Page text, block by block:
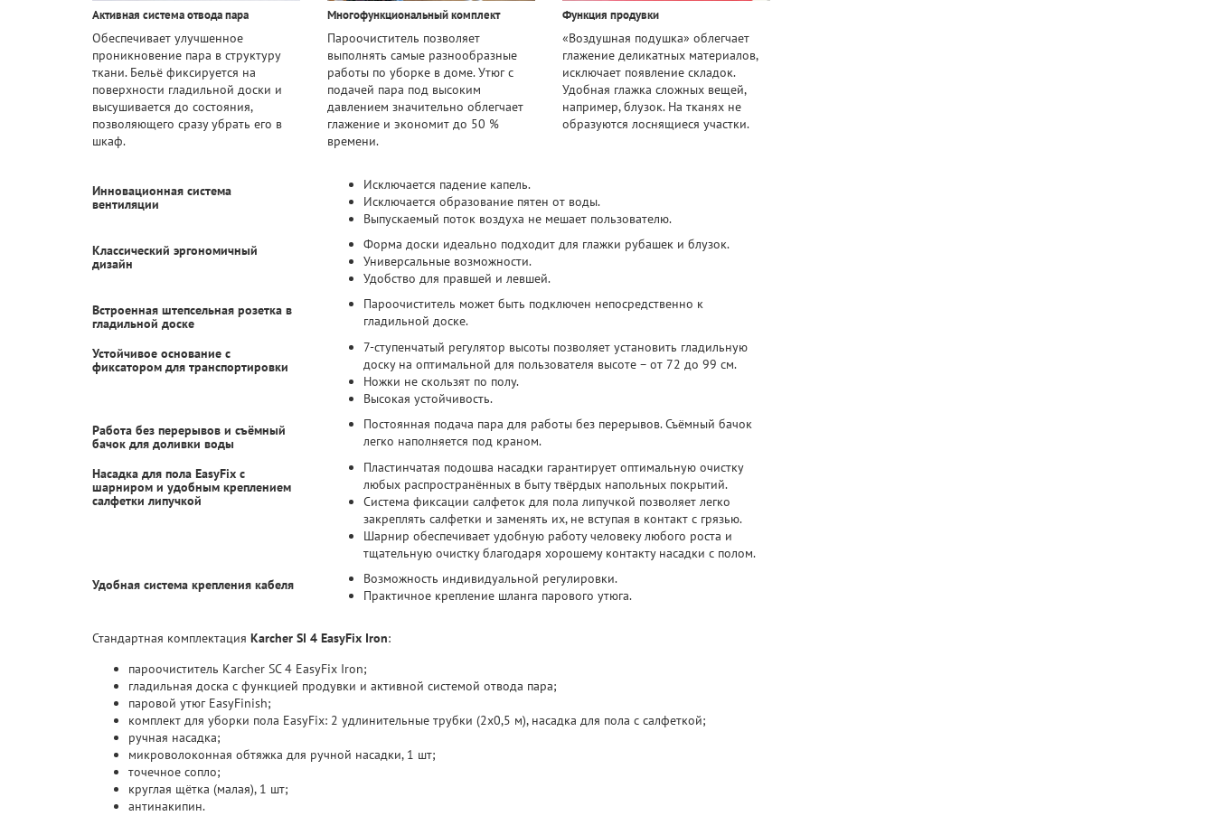
Активная система отвода пара
Обеспечивает улучшенное
проникновение пара в структуру
ткани. Бельё фиксируется на
поверхности гладильной доски и
высушивается до состояния,
позволяющего сразу убрать его в
шкаф.
Многофункциональный комплект
Пароочиститель позволяет
выполнять самые разнообразные
работы по уборке в доме. Утюг с
подачей пара под высоким
давлением значительно облегчает
глажение и экономит до 50 %
времени.
Функция продувки
«Воздушная подушка» облегчает
глажение деликатных материалов,
исключает появление складок.
Удобная глажка сложных вещей,
например, блузок. На тканях не
образуются лоснящиеся участки.
Инновационная система
вентиляции
Исключается падение капель.
Исключается образование пятен от воды.
Выпускаемый поток воздуха не мешает пользователю.
Классический эргономичный
дизайн
Форма доски идеально подходит для глажки рубашек и блузок.
Универсальные возможности.
Удобство для правшей и левшей.
Встроенная штепсельная розетка в
гладильной доске
Пароочиститель может быть подключен непосредственно к
гладильной доске.
Устойчивое основание с
фиксатором для транспортировки
7-ступенчатый регулятор высоты позволяет установить гладильную
доску на оптимальной для пользователя высоте – от 72 до 99 см.
Ножки не скользят по полу.
Высокая устойчивость.
Работа без перерывов и съёмный
бачок для доливки воды
Постоянная подача пара для работы без перерывов. Съёмный бачок
легко наполняется под краном.
Насадка для пола EasyFix с
шарниром и удобным креплением
салфетки липучкой
Пластинчатая подошва насадки гарантирует оптимальную очистку
любых распространённых в быту твёрдых напольных покрытий.
Система фиксации салфеток для пола липучкой позволяет легко
закреплять салфетки и заменять их, не вступая в контакт с грязью.
Шарнир обеспечивает удобную работу человеку любого роста и
тщательную очистку благодаря хорошему контакту насадки с полом.
Удобная система крепления кабеля
Возможность индивидуальной регулировки.
Практичное крепление шланга парового утюга.
Стандартная комплектация Karcher SI 4 EasyFix Iron:
пароочиститель Karcher SC 4 EasyFix Iron;
гладильная доска с функцией продувки и активной системой отвода пара;
паровой утюг EasyFinish;
комплект для уборки пола EasyFix: 2 удлинительные трубки (2x0,5 м), насадка для пола с салфеткой;
ручная насадка;
микроволоконная обтяжка для ручной насадки, 1 шт;
точечное сопло;
круглая щётка (малая), 1 шт;
антинакипин.